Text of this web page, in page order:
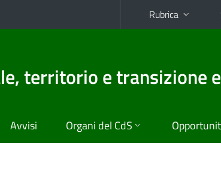
Rubrica
territorio e transizione
Avvisi Organi del CdS